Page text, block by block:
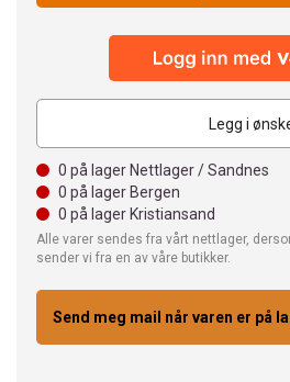
Legg i
0 på lager Nettlager / Sandnes
0 på lager Bergen
0 på lager Kristiansand
Alle varer sendes fra vårt nettlager,
sender vi fra en av våre butikker.
Send meg mail når varen er på